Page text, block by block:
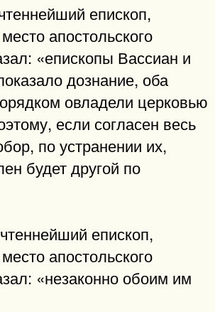
епископ,
апостольского
«епископы Вассиан и
дознание, оба
овладели церковью
если согласен весь
по устранении их,
будет другой по
епископ,
апостольского
«незаконно обоим им